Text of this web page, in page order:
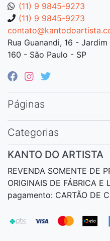
(11) 9 9845-9273
(11) 9 9845-9273
Rua Guanandi, 16 -
160 - São Paulo - SP
Páginas
Categorias
KANTO DO ARTISTA
REVENDA SOMENTE DE
ORIGINAIS DE FÁBRICA
pagamento: CARTÃO DE